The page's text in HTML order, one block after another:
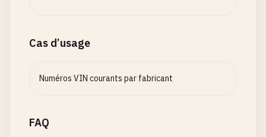
# Ferrari (Italy)
# Lamborghini (Italy)
Cas d’usage
Numéros VIN courants par fabricant
FAQ